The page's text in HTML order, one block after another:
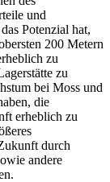
und
Potenzial hat,
200 Metern
zu
zu
bei Moss und
die
erheblich zu
durch
andere